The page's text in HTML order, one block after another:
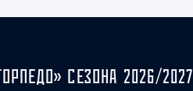
СЕЗОНА 2026/2027